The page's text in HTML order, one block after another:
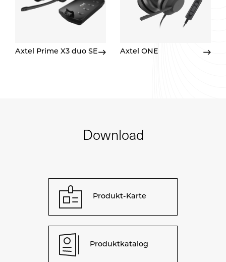
Axtel Prime X3 duo SE Axtel ONE
Download
Produkt-Karte
Produktkatalog